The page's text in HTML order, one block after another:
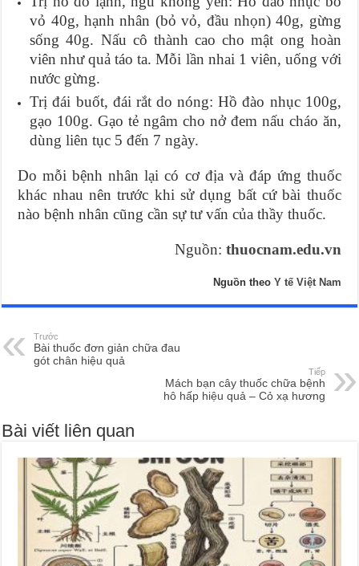
vỏ 40g, hạnh nhân (bỏ vỏ, đầu nhọn) 40g, gừng
sống 40g. Nấu cô thành cao cho mật ong hoàn
viên như quả táo ta. Mỗi lần nhai 1 viên, uống với
nước gừng.
Trị đái buốt, đái rắt do nóng: Hồ đào nhục 100g,
gạo 100g. Gạo tẻ ngâm cho nở đem nấu cháo ăn,
dùng liên tục 5 đến 7 ngày.
Do mỗi bệnh nhân lại có cơ địa và đáp ứng thuốc
khác nhau nên trước khi sử dụng bất cứ bài thuốc
nào bệnh nhân cũng cần sự tư vấn của thầy thuốc.
Nguồn: thuocnam.edu.vn
Nguồn theo Y tế Việt Nam
Trước
Bài thuốc đơn giản chữa đau
gót chân hiệu quả
Tiếp
Mách bạn cây thuốc chữa bệnh
hô hấp hiệu quả – Cỏ xạ hương
Bài viết liên quan